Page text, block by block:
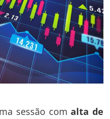
sessão comalta de